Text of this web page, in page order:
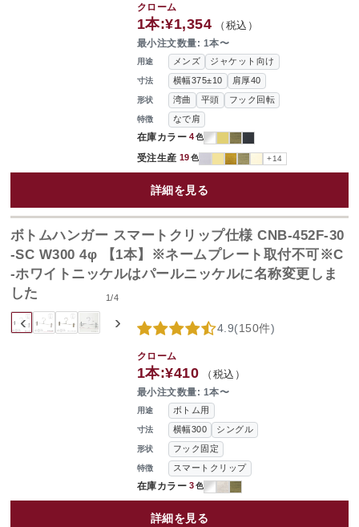
用途 メンズ ジャケット向け
寸法 横幅375±10 肩厚40
形状 湾曲 平頭 フック回転
特徴 なで肩
在庫カラー 4色
受注生産 19色 +14
クローム
1本:¥1,354 （税込）
最小注文数量: 1本〜
詳細を見る
‹ ›
1/4
ボトムハンガー スマートクリップ仕様 CNB-452F-30
-SC W300 4φ 【1本】※ネームプレート取付不可※C
-ホワイトニッケルはパールニッケルに名称変更しま
した
用途 ボトム用
寸法 横幅300 シングル
形状 フック固定
特徴 スマートクリップ
在庫カラー 3色
4.9(150件)
クローム
1本:¥410 （税込）
最小注文数量: 1本〜
詳細を見る